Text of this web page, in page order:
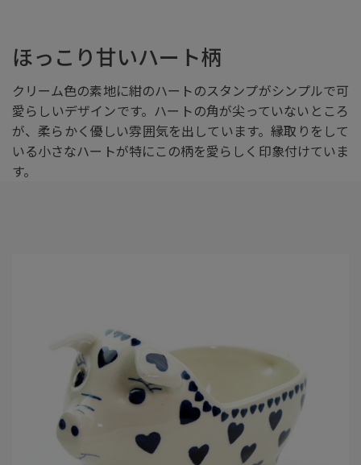
ほっこり甘いハート柄
クリーム色の素地に紺のハートのスタンプがシンプルで可
愛らしいデザインです。ハートの角が尖っていないところ
が、柔らかく優しい雰囲気を出しています。縁取りをして
いる小さなハートが特にこの柄を愛らしく印象付けていま
す。